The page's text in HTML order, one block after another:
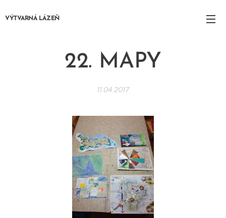
VÝTVARNÁ LÁZEŇ
22. MAPY
11.04.2017